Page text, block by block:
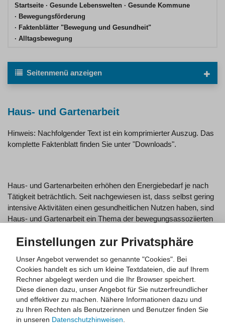
Startseite
Gesunde Lebenswelten
Gesunde Kommune
Bewegungsförderung
Faktenblätter "Bewegung und Gesundheit"
Alltagsbewegung
Seitenmenü anzeigen
Haus- und Gartenarbeit
Hinweis: Nachfolgender Text ist ein komprimierter Auszug. Das
komplette Faktenblatt finden Sie unter "Downloads".
Haus- und Gartenarbeiten erhöhen den Energiebedarf je nach
Tätigkeit beträchtlich. Seit nachgewiesen ist, dass selbst gering
intensive Aktivitäten einen gesundheitlichen Nutzen haben, sind
Haus- und Gartenarbeit ein Thema der bewegungsassoziierten
verwendete Oberbegriff, wirken auf die kardiale Gesundheit und
Gartenarbeit sind gute Gelegenheiten, das wöchentliche
Gesamtvolumen der Aktivität zu steigern.
Fazit
Arbeiten in Haus und Garten bieten eine stetig verfügbare,
niederschwellige Gelegenheit, das Aktivitätsvolumen zu
Einstellungen zur Privatsphäre
Unser Angebot verwendet so genannte "Cookies". Bei
Cookies handelt es sich um kleine Textdateien, die auf Ihrem
Rechner abgelegt werden und die Ihr Browser speichert.
Diese dienen dazu, unser Angebot für Sie nutzerfreundlicher
und effektiver zu machen.
Nähere Informationen dazu und
zu Ihren Rechten als Benutzerinnen und Benutzer finden Sie
in unseren Datenschutzhinweisen